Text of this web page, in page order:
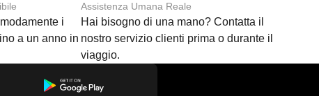
i
a un anno in
Assistenza Umana Reale
Hai bisogno di una mano? Contatta il
nostro servizio clienti prima o durante il
viaggio.